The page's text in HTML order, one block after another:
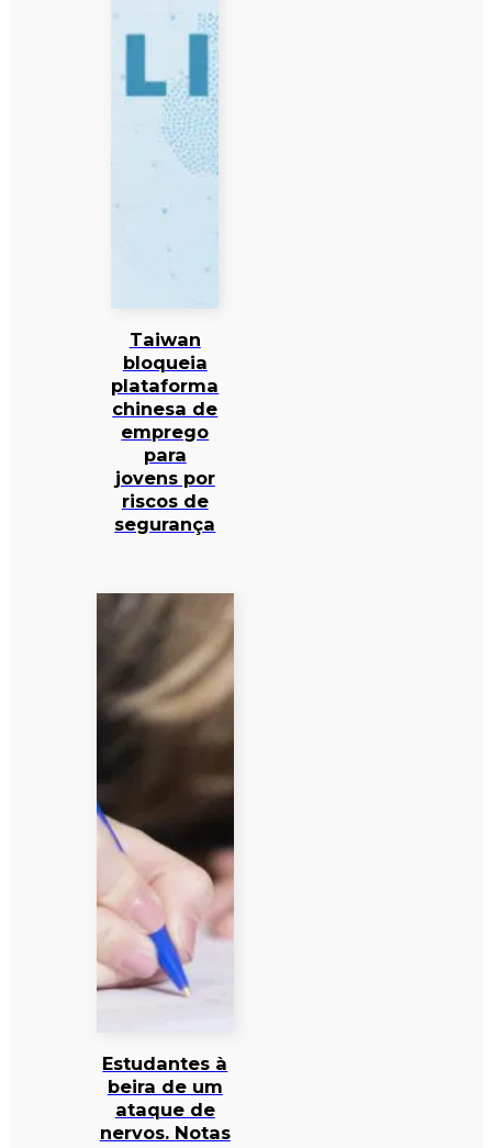
Taiwan
bloqueia
plataforma
chinesa de
emprego
para
jovens por
riscos de
segurança
Estudantes à
beira de um
ataque de
nervos. Notas